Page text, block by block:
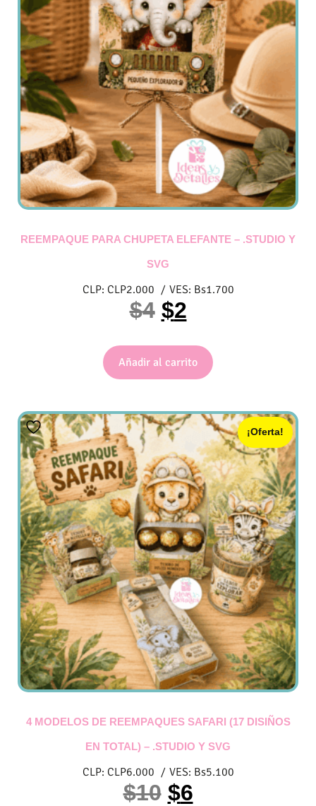
REEMPAQUE PARA CHUPETA ELEFANTE – .STUDIO Y
SVG
CLP: CLP2.000 / VES: Bs1.700
$4 $2
Añadir al carrito
¡Oferta!
4 MODELOS DE REEMPAQUES SAFARI (17 DISIÑOS
EN TOTAL) – .STUDIO Y SVG
CLP: CLP6.000 / VES: Bs5.100
$10 $6